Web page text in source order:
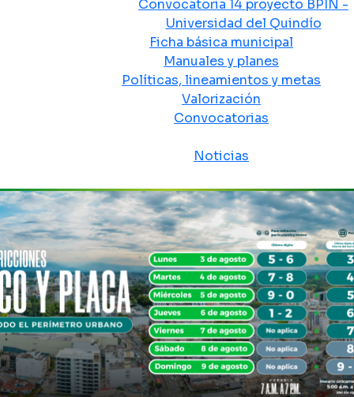
Convocatoria 14 proyecto BPIN -
Universidad del Quindío
Ficha básica municipal
Manuales y planes
Políticas, lineamientos y metas
Valorización
Convocatorias
Noticias